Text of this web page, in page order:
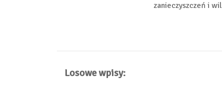
zanieczyszczeń i
Losowe wpisy: